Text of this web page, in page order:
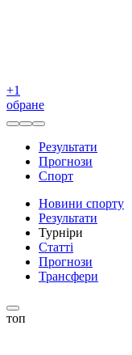
+1
обране
Результати
Прогнози
Спорт
Новини спорту
Результати
Турніри
Статті
Прогнози
Трансфери
топ